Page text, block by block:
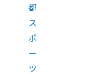
都
ス
ポ
ー
ツ